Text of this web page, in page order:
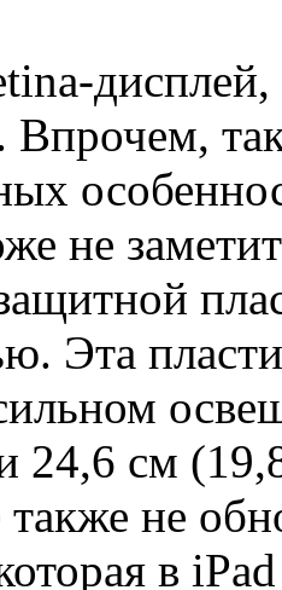
Впрочем,
не
Эта
24,6 см
также не
в